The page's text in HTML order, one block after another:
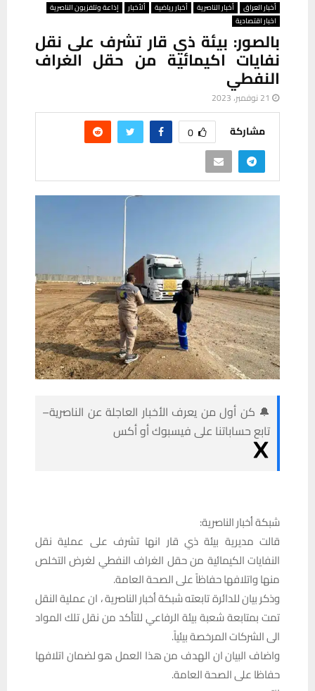
أخبار العراق أخبار الناصرية أخبار رياضية ألأخبار
إذاعة وتلفزيون الناصرية
اخبار اقتصادية
بالصور: بيئة ذي قار تشرف على نقل
نفايات اكيمائية من حقل الغراف
النفطي
21 نوفمبر، 2023
مشاركة 0
🔔 كن أول من يعرف الأخبار العاجلة عن الناصرية–
تابع حساباتنا على فيسبوك أو أكس
شبكة أخبار الناصرية:
قالت مديرية بيئة ذي قار انها تشرف على عملية نقل
النفايات الكيمائية من حقل الغراف النفطي لغرض التخلص
منها واتلافها حفاظاً على الصحة العامة.
وذكر بيان للدائرة تابعته شبكة أخبار الناصرية ، ان عملية النقل
تمت بمتابعة شعبة بيئة الرفاعي للتأكد من نقل تلك المواد
الى الشركات المرخصة بيئياً.
واضاف البيان ان الهدف من هذا العمل هو لضمان اتلافها
حفاظا على الصحة العامة.